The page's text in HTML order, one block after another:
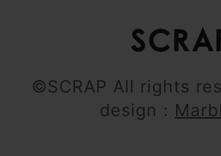
©SCRAP All rights
design：